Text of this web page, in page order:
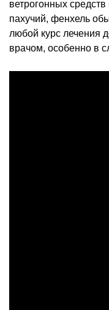
ветрогонных
пахучий, фенхель
любой курс лечения
врачом, особенно в